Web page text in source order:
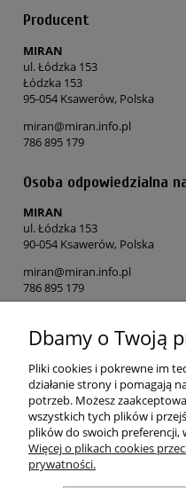
Producent
MIRAN
ul. Łódzka 153
Łódzka 153
95-054 Ksawerów, Polska
miran@miran.info.pl
786 895 179
Osoba odpowiedzialna
MIRAN
ul. Łódzka 153
90-054 Ksawerów, Polska
miran@miran.info.pl
786 895 179
Dbamy o Twoją
Pliki cookies i pokrewne im
działanie strony i pomagają
potrzeb. Możesz
wszystkich tych plików i
plików do swoich preferencji,
Więcej o plikach cookies
prywatności.